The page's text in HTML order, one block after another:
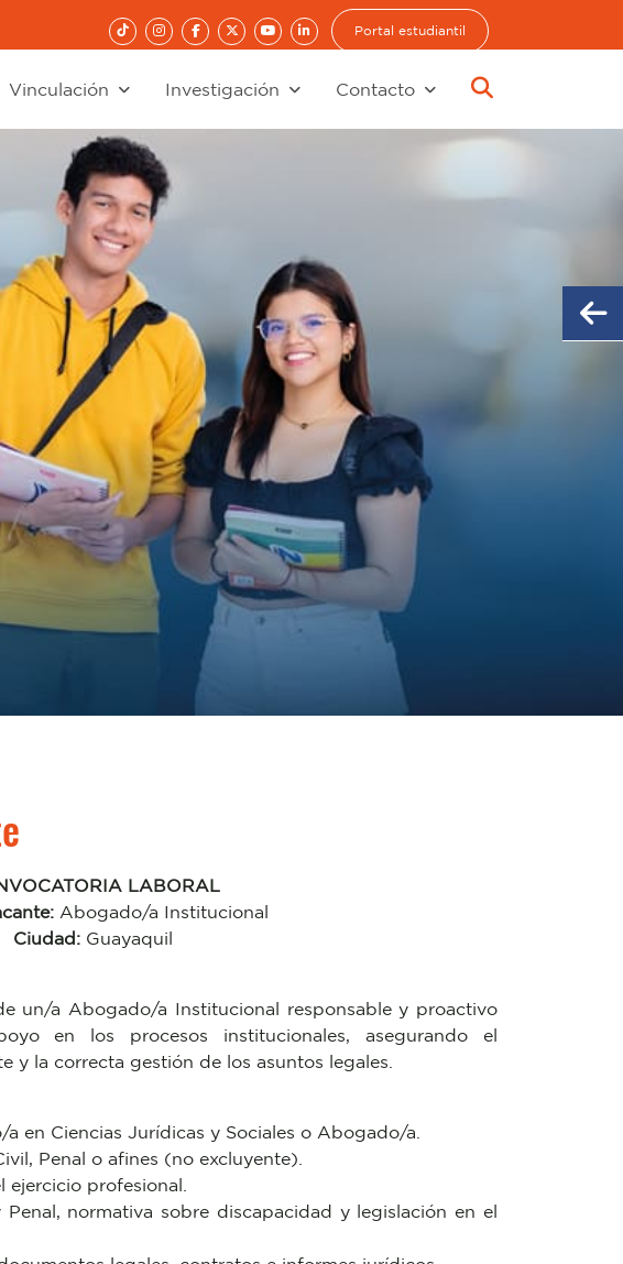
Portal estudiantil
Vinculación Investigación Contacto
LABORAL
Abogado/a Institucional
Ciudad: Guayaquil
un/a Abogado/a Institucional responsable y proactivo
en los procesos institucionales, asegurando el
y la correcta gestión de los asuntos legales.
en Ciencias Jurídicas y Sociales o Abogado/a.
Penal o afines (no excluyente).
ejercicio profesional.
normativa sobre discapacidad y legislación en el